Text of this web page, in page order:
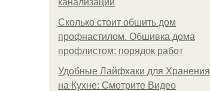
канализации
Сколько стоит обшить дом
профнастилом. Обшивка дома
профлистом: порядок работ
Удобные Лайфхаки для Хранения
на Кухне: Смотрите Видео